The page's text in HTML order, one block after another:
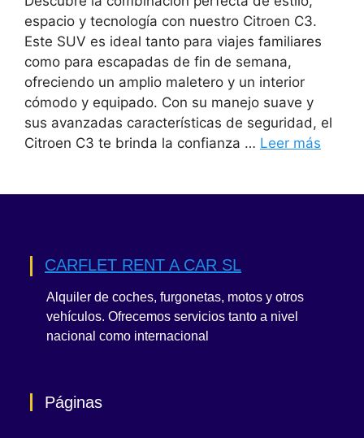
espacio y tecnología con nuestro Citroen C3.
Este SUV es ideal tanto para viajes familiares
como para escapadas de fin de semana,
ofreciendo un amplio maletero y un interior
cómodo y equipado. Con su manejo suave y
sus avanzadas características de seguridad, el
Citroen C3 te brinda la confianza … Leer más
CARFLET RENT A CAR SL
Alquiler de coches, furgonetas, motos y otros
vehículos. Ofrecemos servicios tanto a nivel
nacional como internacional
Páginas